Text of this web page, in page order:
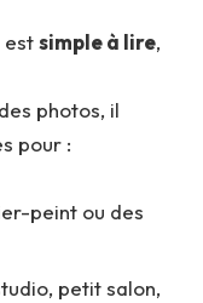
estsimple à lire,
photos, il
pour :
peint ou des
petit salon,